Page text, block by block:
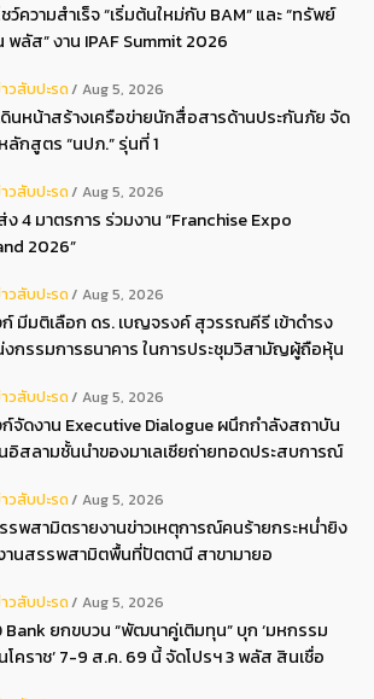
ว์ความสำเร็จ “เริ่มต้นใหม่กับ BAM” และ “ทรัพย์
พลัส” งาน IPAF Summit 2026
วสับปะรด Aug 5, 2026
นหน้าสร้างเครือข่ายนักสื่อสารด้านประกันภัย จัด
กสูตร “นปภ.” รุ่นที่ 1
วสับปะรด Aug 5, 2026
4 มาตรการ ร่วมงาน “Franchise Expo
2026”
วสับปะรด Aug 5, 2026
มีมติเลือก ดร. เบญจรงค์ สุวรรณคีรี เข้าดำรง
งกรรมการธนาคาร ในการประชุมวิสามัญผู้ถือหุ้น
วสับปะรด Aug 5, 2026
จัดงาน Executive Dialogue ผนึกกำลังสถาบัน
อิสลามชั้นนำของมาเลเซียถ่ายทอดประสบการณ์
แห่งอนาคต
วสับปะรด Aug 5, 2026
พสามิตรายงานข่าวเหตุการณ์คนร้ายกระหน่ำยิง
านสรรพสามิตพื้นที่ปัตตานี สาขามายอ
วสับปะรด Aug 5, 2026
Bank ยกขบวน “พัฒนาคู่เติมทุน” บุก ‘มหกรรม
โคราช’ 7-9 ส.ค. 69 นี้ จัดโปรฯ 3 พลัส สินเชื่อ